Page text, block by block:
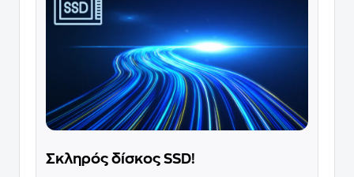
Σκληρός δίσκος SSD!